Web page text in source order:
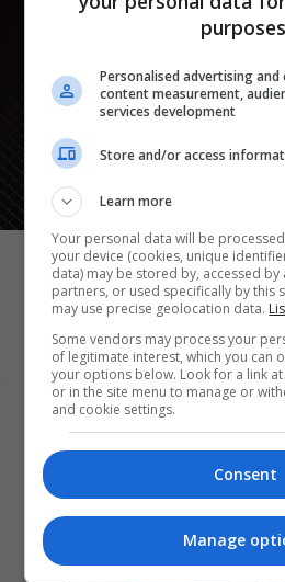
Μια άλλη Θήβα: Σε
θέατρα θα δούμε
Personalised advertising
content measurement,
services development
Store and/or access
Learn more
Your personal data will be
your device (cookies, unique
data) may be stored by, accessed
partners, or used specifically by this
may use precise geolocation data.
Some vendors may process your
of legitimate interest, which you can
your options below. Look for a link
or in the site menu to manage or
and cookie settings.
Consent
Manage